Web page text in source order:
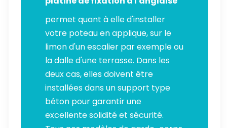
permet quant à elle d'installer
votre poteau en applique, sur le
limon d'un escalier par exemple ou
la dalle d'une terrasse. Dans les
deux cas, elles doivent être
installées dans un support type
béton pour garantir une
excellente solidité et sécurité.